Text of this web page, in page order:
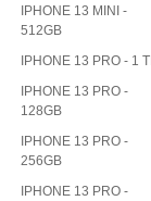
IPHONE 13 MINI -
512GB
IPHONE 13 PRO - 1
IPHONE 13 PRO -
128GB
IPHONE 13 PRO -
256GB
IPHONE 13 PRO -